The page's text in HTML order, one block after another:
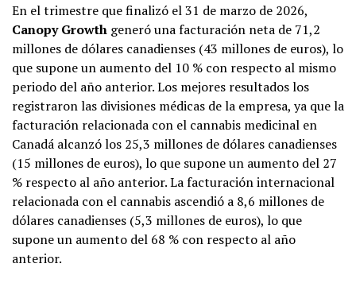
En el trimestre que finalizó el 31 de marzo de 2026,
Canopy Growth generó una facturación neta de 71,2
millones de dólares canadienses (43 millones de euros), lo
que supone un aumento del 10 % con respecto al mismo
periodo del año anterior. Los mejores resultados los
registraron las divisiones médicas de la empresa, ya que la
facturación relacionada con el cannabis medicinal en
Canadá alcanzó los 25,3 millones de dólares canadienses
(15 millones de euros), lo que supone un aumento del 27
% respecto al año anterior. La facturación internacional
relacionada con el cannabis ascendió a 8,6 millones de
dólares canadienses (5,3 millones de euros), lo que
supone un aumento del 68 % con respecto al año
anterior.